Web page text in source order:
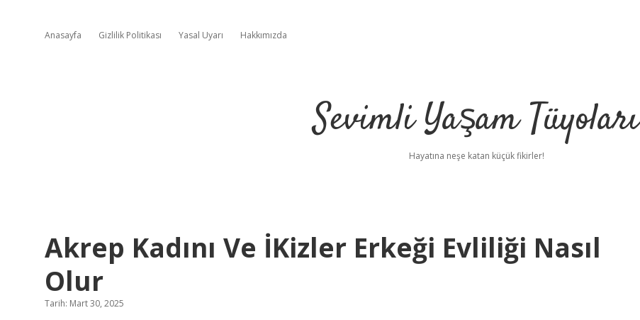
Anasayfa Gizlilik Politikası Yasal Uyarı Hakkımızda
Sevimli Yaşam Tüyoları
Hayatına neşe katan küçük fikirler!
Akrep Kadını Ve İKizler Erkeği Evliliği Nasıl
Olur
Tarih: Mart 30, 2025